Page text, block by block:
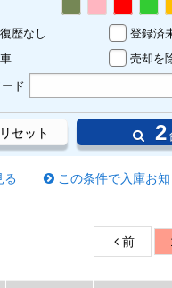
歴なし
登録済
売却を
ド
2
リセット
この条件で入庫お
る
前